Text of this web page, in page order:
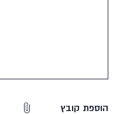
הוספת קובץ